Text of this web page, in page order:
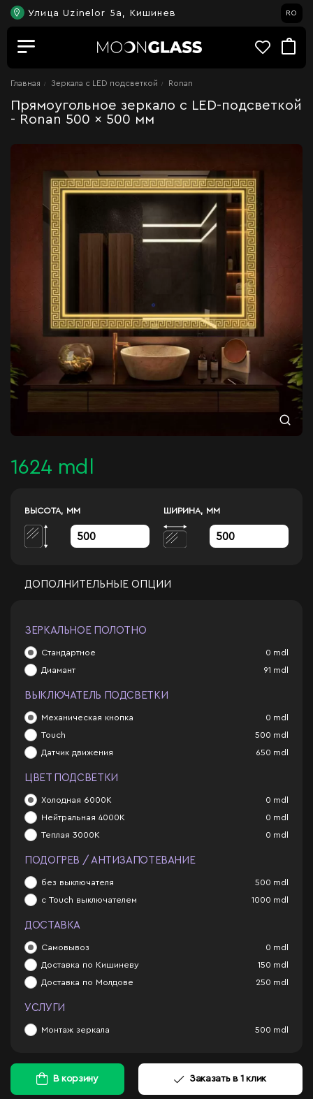
Улица Uzinelor 5a, Кишинев RO
Главная Зеркала c LED подсветкой Ronan
Прямоугольное зеркало с LED-подсветкой
- Ronan 500 x 500 мм
1624 mdl
ВЫСОТА, ММ ШИРИНА, ММ
ДОПОЛНИТЕЛЬНЫЕ ОПЦИИ
ЗЕРКАЛЬНОЕ ПОЛОТНО
Стандартное 0 mdl
Диамант 91 mdl
ВЫКЛЮЧАТЕЛЬ ПОДСВЕТКИ
Механическая кнопка 0 mdl
Touch 500 mdl
Датчик движения 650 mdl
ЦВЕТ ПОДСВЕТКИ
Холодная 6000К 0 mdl
Нейтральная 4000К 0 mdl
Теплая 3000К 0 mdl
ПОДОГРЕВ / АНТИЗАПОТЕВАНИЕ
без выключателя 500 mdl
с Touch выключателем 1000 mdl
ДОСТАВКА
Самовывоз 0 mdl
Доставка по Кишиневу 150 mdl
Доставка по Молдове 250 mdl
УСЛУГИ
Монтаж зеркала 500 mdl
В корзину Заказать в 1 клик